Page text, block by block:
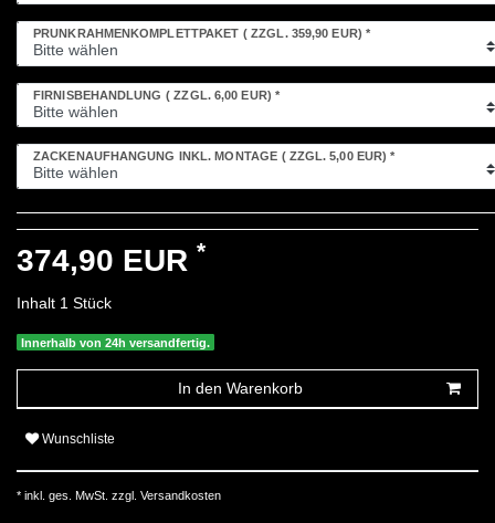
PRUNKRAHMENKOMPLETTPAKET ( ZZGL. 359,90 EUR) *
FIRNISBEHANDLUNG ( ZZGL. 6,00 EUR) *
ZACKENAUFHÄNGUNG INKL. MONTAGE ( ZZGL. 5,00 EUR)*
374,90 EUR *
Inhalt 1 Stück
Innerhalb von 24h versandfertig.
In den Warenkorb
Wunschliste
* inkl. ges. MwSt. zzgl. Versandkosten